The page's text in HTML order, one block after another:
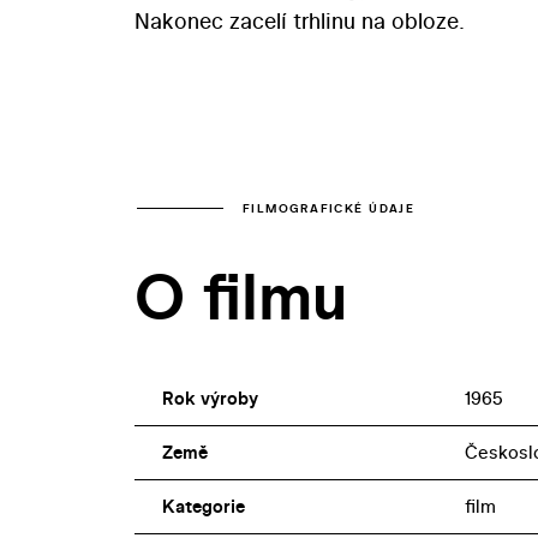
Nakonec zacelí trhlinu na obloze.
FILMOGRAFICKÉ ÚDAJE
O filmu
Rok výroby 1965
Země
Kategorie film